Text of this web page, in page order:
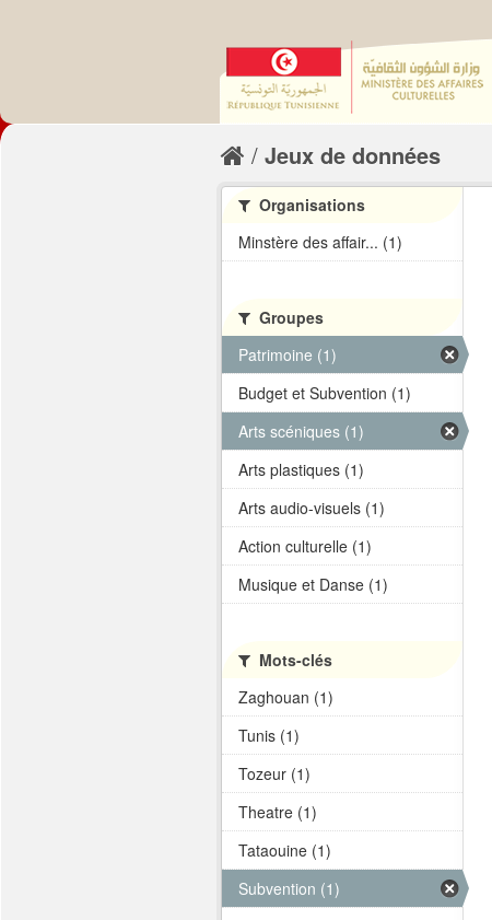
Jeux de données
Organisations
Minstère des affair... (1)
Groupes
Patrimoine (1)
Budget et Subvention (1)
Arts scéniques (1)
Arts plastiques (1)
Arts audio-visuels (1)
Action culturelle (1)
Musique et Danse (1)
Mots-clés
Zaghouan (1)
Tunis (1)
Tozeur (1)
Theatre (1)
Tataouine (1)
Subvention (1)